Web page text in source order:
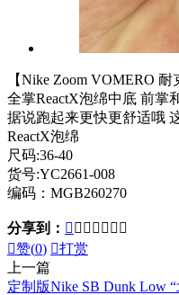
【Nike Zoom VOMERO
全掌ReactX泡绵中底 前掌
据说跑起来更快更舒适哦
ReactX泡绵
尺码:36-40
货号:YC2661-008
编码：MGB260270
分享到：       
赞(0) 打赏
上一篇
定制版Nike SB Dunk Low